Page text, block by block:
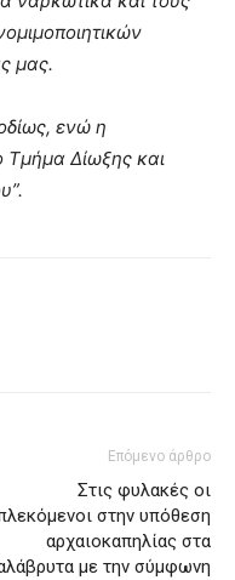
μας.
ενώ η
Τμήμα Δίωξης και
Επόμενο άρθρο
Στις φυλακές οι
στην υπόθεση
αρχαιοκαπηλίας στα
με την σύμφωνη